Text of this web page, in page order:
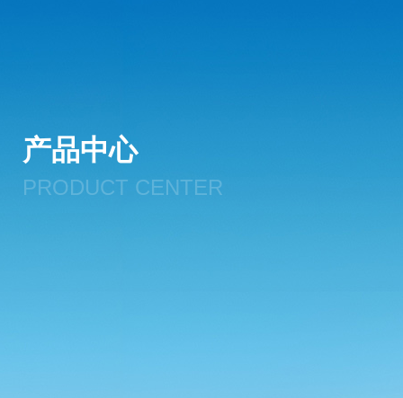
产品中心
PRODUCT CENTER